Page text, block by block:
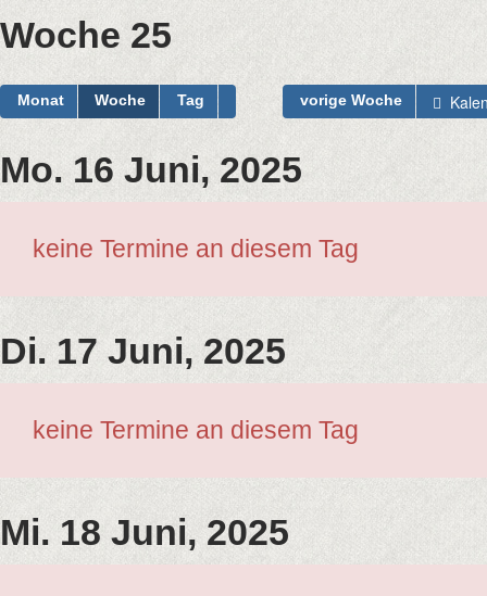
Woche 25
Monat Woche Tag vorige Woche
Mo. 16 Juni, 2025
keine Termine an diesem Tag
Di. 17 Juni, 2025
keine Termine an diesem Tag
Mi. 18 Juni, 2025